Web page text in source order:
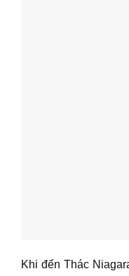
Khi đến Thác